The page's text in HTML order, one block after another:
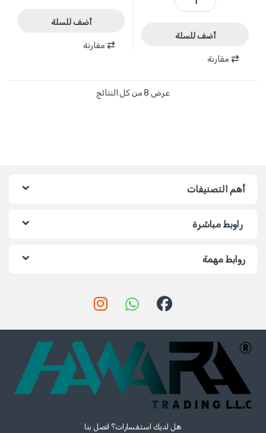
WQC6E34 - وصلة مغسل سيارات طقم 2 قطعة 1/2 انش + 3/4 انش ماركة WADFOW quantity
أضف للسلة
مقارنة
أضف للسلة
مقارنة
عرض ⁦8⁩ من كل النتائج
أهم التصنيفات
راوبط مباشرة
روابط مهمة
هل لديك استفسارات؟ اتصل بنا